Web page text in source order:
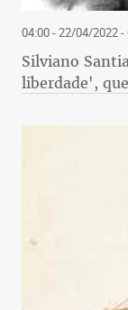
04:00 - 22/04/2022-
Silviano
liberdade',